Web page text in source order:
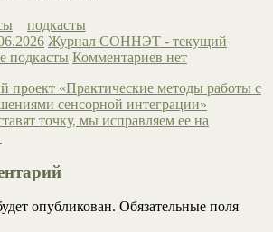
подкасты
Журнал СОННЭТ - текущий
подкасты Комментариев нет
проект «Практические методы работы с
сенсорной интеграции»
точку, мы исправляем ее на
опубликован. Обязательные поля